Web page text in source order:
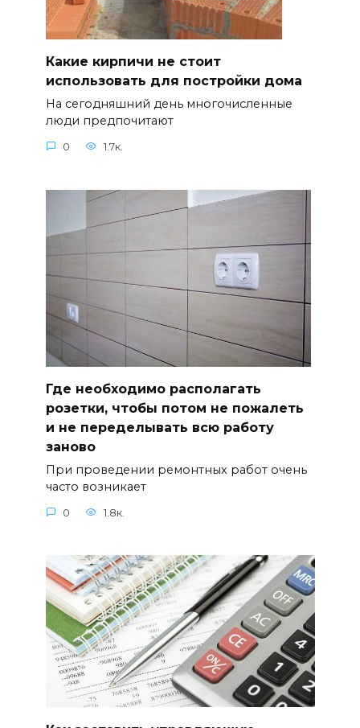
Какие кирпичи не стоит
использовать для постройки дома
На сегодняшний день многочисленные
люди предпочитают
0 1.7к.
Где необходимо располагать
розетки, чтобы потом не пожалеть
и не переделывать всю работу
заново
При проведении ремонтных работ очень
часто возникает
0 1.8к.